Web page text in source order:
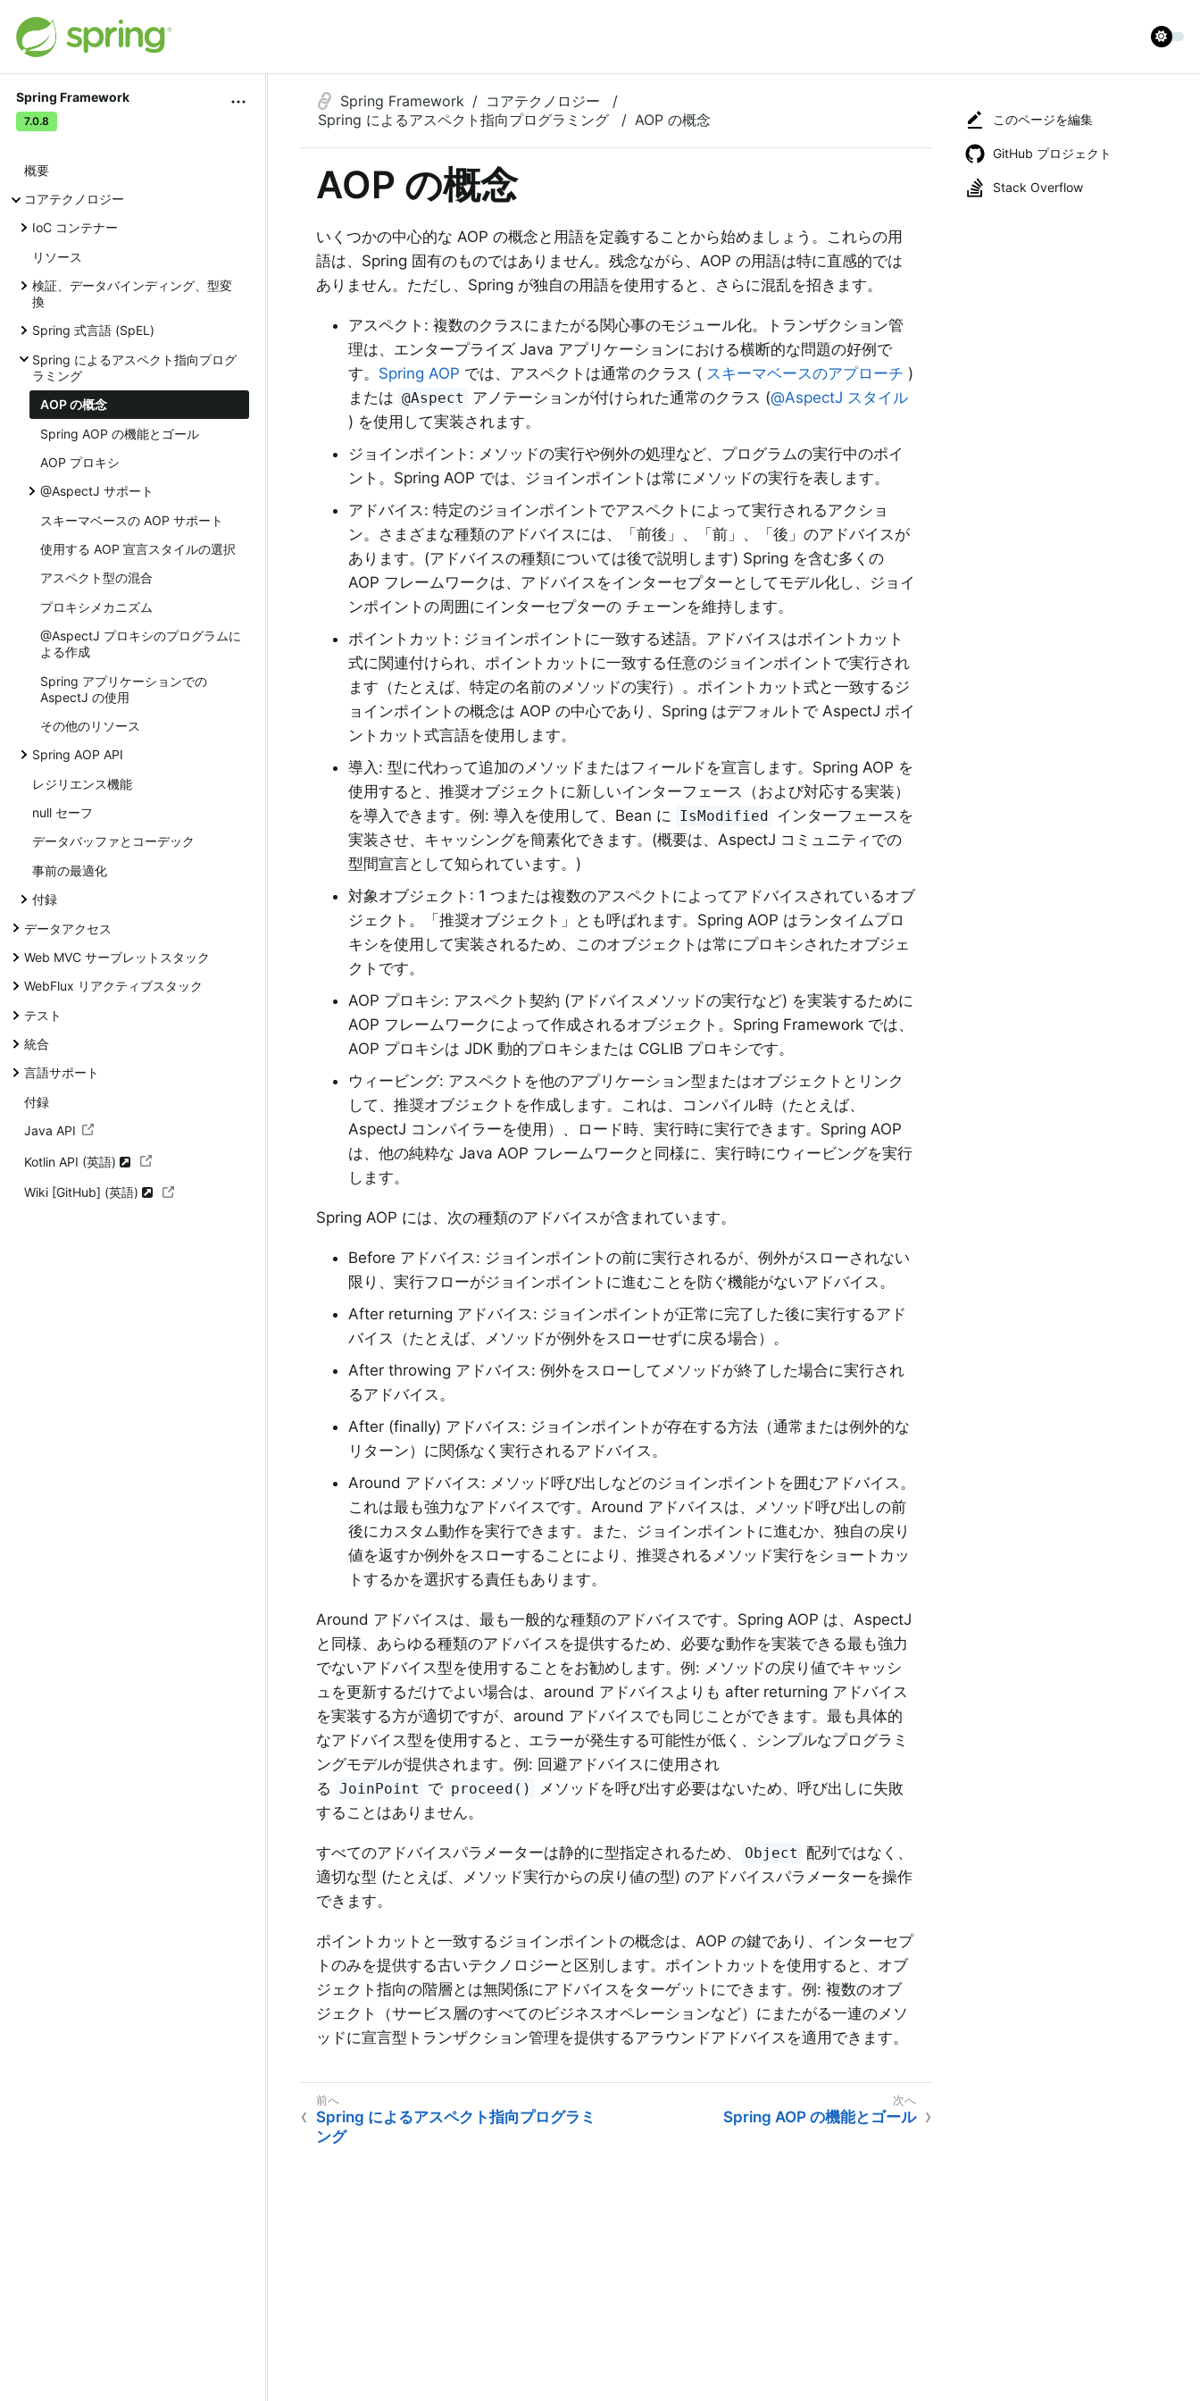
Spring Framework
7.0.8
概要
コアテクノロジー
IoC コンテナー
リソース
検証、データバインディング、型変
換
Spring 式言語 (SpEL)
Spring によるアスペクト指向プログ
ラミング
AOP の概念
Spring AOP の機能とゴール
AOP プロキシ
@AspectJ サポート
スキーマベースの AOP サポート
使用する AOP 宣言スタイルの選択
アスペクト型の混合
プロキシメカニズム
@AspectJ プロキシのプログラムに
よる作成
Spring アプリケーションでの
AspectJ の使用
その他のリソース
Spring AOP API
レジリエンス機能
null セーフ
データバッファとコーデック
事前の最適化
付録
データアクセス
Web MVC サーブレットスタック
WebFlux リアクティブスタック
テスト
統合
言語サポート
付録
Java API
Kotlin API (英語)
Wiki [GitHub] (英語)
このページを編集
GitHub プロジェクト
Stack Overflow
Spring Framework
コアテクノロジー
Spring によるアスペクト指向プログラミング
AOP の概念
AOP の概念
いくつかの中心的な AOP の概念と用語を定義することから始めましょう。これらの用
語は、Spring 固有のものではありません。残念ながら、AOP の用語は特に直感的では
ありません。ただし、Spring が独自の用語を使用すると、さらに混乱を招きます。
アスペクト: 複数のクラスにまたがる関心事のモジュール化。トランザクション管
理は、エンタープライズ Java アプリケーションにおける横断的な問題の好例で
す。 Spring AOP では、アスペクトは通常のクラス ( スキーマベースのアプローチ )
または @Aspect アノテーションが付けられた通常のクラス (@AspectJ スタイル
) を使用して実装されます。
ジョインポイント: メソッドの実行や例外の処理など、プログラムの実行中のポイ
ント。Spring AOP では、ジョインポイントは常にメソッドの実行を表します。
アドバイス: 特定のジョインポイントでアスペクトによって実行されるアクショ
ン。さまざまな種類のアドバイスには、「前後」、「前」、「後」のアドバイスが
あります。(アドバイスの種類については後で説明します) Spring を含む多くの
AOP フレームワークは、アドバイスをインターセプターとしてモデル化し、ジョイ
ンポイントの周囲にインターセプターの チェーンを維持します。
ポイントカット: ジョインポイントに一致する述語。アドバイスはポイントカット
式に関連付けられ、ポイントカットに一致する任意のジョインポイントで実行され
ます（たとえば、特定の名前のメソッドの実行）。ポイントカット式と一致するジ
ョインポイントの概念は AOP の中心であり、Spring はデフォルトで AspectJ ポイ
ントカット式言語を使用します。
導入: 型に代わって追加のメソッドまたはフィールドを宣言します。Spring AOP を
使用すると、推奨オブジェクトに新しいインターフェース（および対応する実装）
を導入できます。例: 導入を使用して、Bean に IsModified
インターフェースを
実装させ、キャッシングを簡素化できます。(概要は、AspectJ コミュニティでの
型間宣言として知られています。)
対象オブジェクト: 1 つまたは複数のアスペクトによってアドバイスされているオブ
ジェクト。「推奨オブジェクト」とも呼ばれます。Spring AOP はランタイムプロ
キシを使用して実装されるため、このオブジェクトは常にプロキシされたオブジェ
クトです。
AOP プロキシ: アスペクト契約 (アドバイスメソッドの実行など) を実装するために
AOP フレームワークによって作成されるオブジェクト。Spring Framework では、
AOP プロキシは JDK 動的プロキシまたは CGLIB プロキシです。
ウィービング: アスペクトを他のアプリケーション型またはオブジェクトとリンク
して、推奨オブジェクトを作成します。これは、コンパイル時（たとえば、
AspectJ コンパイラーを使用）、ロード時、実行時に実行できます。Spring AOP
は、他の純粋な Java AOP フレームワークと同様に、実行時にウィービングを実行
します。
Spring AOP には、次の種類のアドバイスが含まれています。
Before アドバイス: ジョインポイントの前に実行されるが、例外がスローされない
限り、実行フローがジョインポイントに進むことを防ぐ機能がないアドバイス。
After returning アドバイス: ジョインポイントが正常に完了した後に実行するアド
バイス（たとえば、メソッドが例外をスローせずに戻る場合）。
After throwing アドバイス: 例外をスローしてメソッドが終了した場合に実行され
るアドバイス。
After (finally) アドバイス: ジョインポイントが存在する方法（通常または例外的な
リターン）に関係なく実行されるアドバイス。
Around アドバイス: メソッド呼び出しなどのジョインポイントを囲むアドバイス。
これは最も強力なアドバイスです。Around アドバイスは、メソッド呼び出しの前
後にカスタム動作を実行できます。また、ジョインポイントに進むか、独自の戻り
値を返すか例外をスローすることにより、推奨されるメソッド実行をショートカッ
トするかを選択する責任もあります。
Around アドバイスは、最も一般的な種類のアドバイスです。Spring AOP は、AspectJ
と同様、あらゆる種類のアドバイスを提供するため、必要な動作を実装できる最も強力
でないアドバイス型を使用することをお勧めします。例: メソッドの戻り値でキャッシ
ュを更新するだけでよい場合は、around アドバイスよりも after returning アドバイス
を実装する方が適切ですが、around アドバイスでも同じことができます。最も具体的
なアドバイス型を使用すると、エラーが発生する可能性が低く、シンプルなプログラミ
ングモデルが提供されます。例: 回避アドバイスに使用され
る JoinPoint で proceed()
メソッドを呼び出す必要はないため、呼び出しに失敗
することはありません。
すべてのアドバイスパラメーターは静的に型指定されるため、 Object 配列ではなく、
適切な型 (たとえば、メソッド実行からの戻り値の型) のアドバイスパラメーターを操作
できます。
ポイントカットと一致するジョインポイントの概念は、AOP の鍵であり、インターセプ
トのみを提供する古いテクノロジーと区別します。ポイントカットを使用すると、オブ
ジェクト指向の階層とは無関係にアドバイスをターゲットにできます。例: 複数のオブ
ジェクト（サービス層のすべてのビジネスオペレーションなど）にまたがる一連のメソ
ッドに宣言型トランザクション管理を提供するアラウンドアドバイスを適用できます。
Spring によるアスペクト指向プログラミ
ング
Spring AOP の機能とゴール